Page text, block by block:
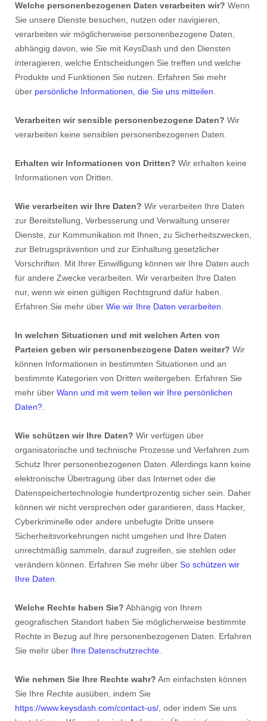
Welche personenbezogenen Daten verarbeiten wir? Wenn
Sie unsere Dienste besuchen, nutzen oder navigieren,
verarbeiten wir möglicherweise personenbezogene Daten,
abhängig davon, wie Sie mit KeysDash und den Diensten
interagieren, welche Entscheidungen Sie treffen und welche
Produkte und Funktionen Sie nutzen. Erfahren Sie mehr
über persönliche Informationen, die Sie uns mitteilen.
Verarbeiten wir sensible personenbezogene Daten? Wir
verarbeiten keine sensiblen personenbezogenen Daten.
Erhalten wir Informationen von Dritten? Wir erhalten keine
Informationen von Dritten.
Wie verarbeiten wir Ihre Daten? Wir verarbeiten Ihre Daten
zur Bereitstellung, Verbesserung und Verwaltung unserer
Dienste, zur Kommunikation mit Ihnen, zu Sicherheitszwecken,
zur Betrugsprävention und zur Einhaltung gesetzlicher
Vorschriften. Mit Ihrer Einwilligung können wir Ihre Daten auch
für andere Zwecke verarbeiten. Wir verarbeiten Ihre Daten
nur, wenn wir einen gültigen Rechtsgrund dafür haben.
Erfahren Sie mehr über Wie wir Ihre Daten verarbeiten.
In welchen Situationen und mit welchen Arten von
Parteien geben wir personenbezogene Daten weiter? Wir
können Informationen in bestimmten Situationen und an
bestimmte Kategorien von Dritten weitergeben. Erfahren Sie
mehr über Wann und mit wem teilen wir Ihre persönlichen
Daten?.
Wie schützen wir Ihre Daten? Wir verfügen über
organisatorische und technische Prozesse und Verfahren zum
Schutz Ihrer personenbezogenen Daten. Allerdings kann keine
elektronische Übertragung über das Internet oder die
Datenspeichertechnologie hundertprozentig sicher sein. Daher
können wir nicht versprechen oder garantieren, dass Hacker,
Cyberkriminelle oder andere unbefugte Dritte unsere
Sicherheitsvorkehrungen nicht umgehen und Ihre Daten
unrechtmäßig sammeln, darauf zugreifen, sie stehlen oder
verändern können. Erfahren Sie mehr über So schützen wir
Ihre Daten.
Welche Rechte haben Sie? Abhängig von Ihrem
geografischen Standort haben Sie möglicherweise bestimmte
Rechte in Bezug auf Ihre personenbezogenen Daten. Erfahren
Sie mehr über Ihre Datenschutzrechte.
Wie nehmen Sie Ihre Rechte wahr? Am einfachsten können
Sie Ihre Rechte ausüben, indem Sie
https://www.keysdash.com/contact-us/, oder indem Sie uns